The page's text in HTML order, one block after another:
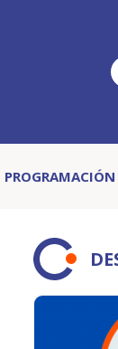
PROGRAMACIÓN